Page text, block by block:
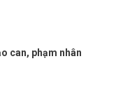
can, phạm nhân